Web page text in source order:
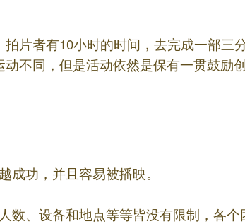
片者有10小时的时间，去完成一部
不同，但是活动依然是保有一贯鼓励
功，并且容易被播映。
、设备和地点等等皆没有限制，各个